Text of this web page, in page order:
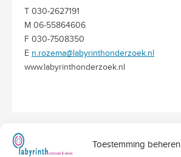
Toestemming beheren
T 030-2627191
M 06-55864606
F 030-7508350
E n.rozema@labyrinthonderzoek.nl
www.labyrinthonderzoek.nl